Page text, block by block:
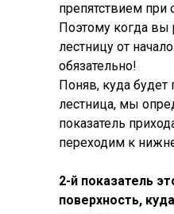
препятствием при
Поэтому когда вы
лестницу от
обязательно!
Поняв, куда будет
лестница, мы
показатель
переходим к
2-й показатель
поверхность,